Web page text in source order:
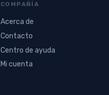
COMPAÑÍA
Acerca de
Contacto
Centro de ayuda
Mi cuenta